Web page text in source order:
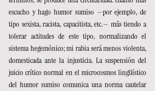
escucho y hago humor sumiso —por ejemplo, de
tipo sexista, racista, capacitista, etc.— más tiendo a
tolerar actitudes de este tipo, normalizando el
sistema hegemónico; mi rabia será menos violenta,
domesticada ante la injusticia. La suspensión del
juicio crítico normal en el microcosmos lingüístico
del humor sumiso comunica una norma cautelar